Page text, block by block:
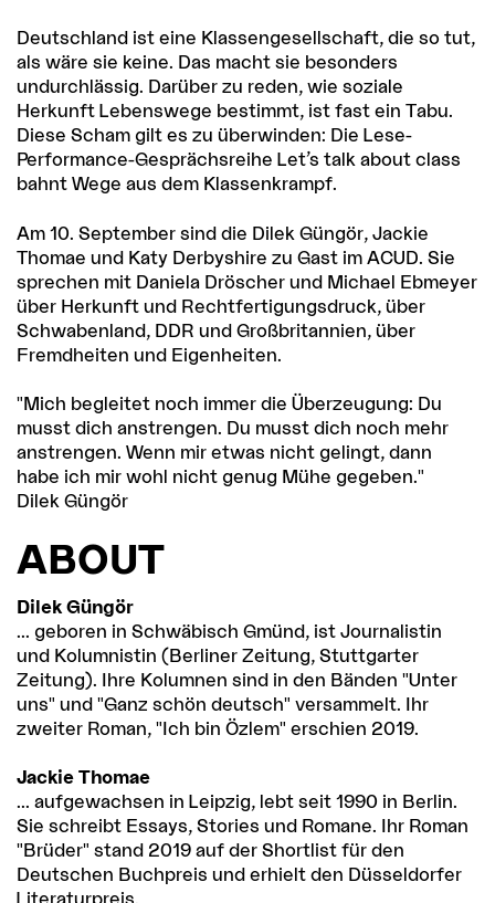
Deutschland ist eine Klassengesellschaft, die so tut,
als wäre sie keine. Das macht sie besonders
undurchlässig. Darüber zu reden, wie soziale
Herkunft Lebenswege bestimmt, ist fast ein Tabu.
Diese Scham gilt es zu überwinden: Die Lese-
Performance-Gesprächsreihe Let’s talk about class
bahnt Wege aus dem Klassenkrampf.
Am 10. September sind die Dilek Güngör, Jackie
Thomae und Katy Derbyshire zu Gast im ACUD. Sie
sprechen mit Daniela Dröscher und Michael Ebmeyer
über Herkunft und Rechtfertigungsdruck, über
Schwabenland, DDR und Großbritannien, über
Fremdheiten und Eigenheiten.
"Mich begleitet noch immer die Überzeugung: Du
musst dich anstrengen. Du musst dich noch mehr
anstrengen. Wenn mir etwas nicht gelingt, dann
habe ich mir wohl nicht genug Mühe gegeben."
Dilek Güngör
ABOUT
Dilek Güngör
... geboren in Schwäbisch Gmünd, ist Journalistin
und Kolumnistin (Berliner Zeitung, Stuttgarter
Zeitung). Ihre Kolumnen sind in den Bänden "Unter
uns" und "Ganz schön deutsch" versammelt. Ihr
zweiter Roman, "Ich bin Özlem" erschien 2019.
Jackie Thomae
... aufgewachsen in Leipzig, lebt seit 1990 in Berlin.
Sie schreibt Essays, Stories und Romane. Ihr Roman
"Brüder" stand 2019 auf der Shortlist für den
Deutschen Buchpreis und erhielt den Düsseldorfer
Literaturpreis.